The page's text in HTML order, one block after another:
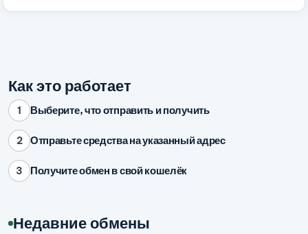
Как это работает
1 Выберите, что отправить и получить
2 Отправьте средства на указанный адрес
3 Получите обмен в свой кошелёк
Недавние обмены